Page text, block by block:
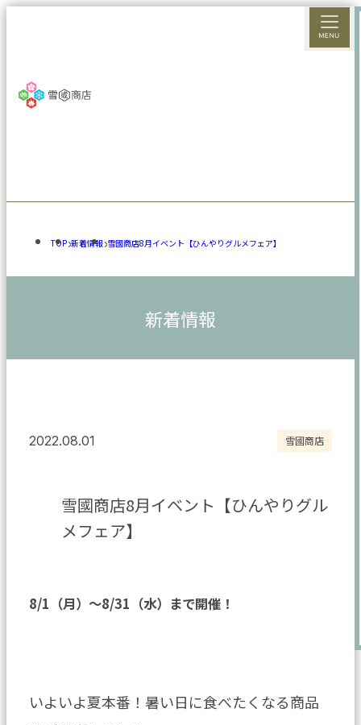
TOP 新着情報 雪國商店8月イベント【ひんやりグルメフェア】
新着情報
2022.08.01 雪國商店
雪國商店8月イベント【ひんやりグル
メフェア】
8/1（月）～8/31（水）まで開催！
いよいよ夏本番！暑い日に食べたくなる商品